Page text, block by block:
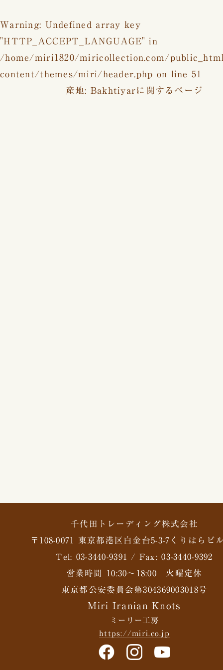
Warning: Undefined array key
"HTTP_ACCEPT_LANGUAGE" in
/home/miri1820/miricollection.com/
content/themes/miri/header.php on line 51
産地: Bakhtiyarに関するページ
千代田トレーディング株式会社
〒108-0071 東京都港区白金台5-3-7くりはらビ
Tel: 03-3440-9391 / Fax: 03-3440-9392
営業時間 10:30〜18:00 火曜定休
東京都公安委員会第304369003018号
Miri Iranian Knots
ミーリー工房
https://miri.co.jp